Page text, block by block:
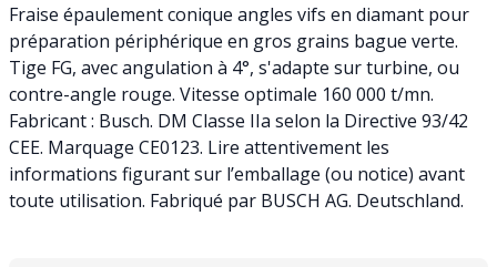
Fraise épaulement conique angles vifs en diamant pour
préparation périphérique en gros grains bague verte.
Tige FG, avec angulation à 4°, s'adapte sur turbine, ou
contre-angle rouge. Vitesse optimale 160 000 t/mn.
Fabricant : Busch. DM Classe IIa selon la Directive 93/42
CEE. Marquage CE0123. Lire attentivement les
informations figurant sur l’emballage (ou notice) avant
toute utilisation. Fabriqué par BUSCH AG. Deutschland.